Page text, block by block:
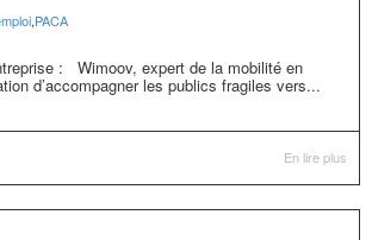
,PACA
: Wimoov, expert de la mobilité en
d’accompagner les publics fragiles vers...
En lire plus